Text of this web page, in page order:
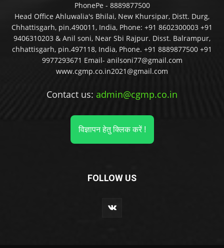
PhonePe - 8889877500
Head Office Ahluwalia's Bhilai, New Khursipar, Distt. Durg,
Chhattisgarh, pin.490011, India, Phone: +91 8602300003 +91
9406310203 & Anil soni, Near Sbi Rajpur. Disst. Balrampur,
chhattisgarh, pin.497118, India, Phone. +91 8889877500 +91
9977293671 Email- anilsoni77@gmail.com
www.cgmp.co.in2021@gmail.com
Contact us: admin@cgmp.co.in
विज्ञापन हेतु क्लिक करें !
FOLLOW US